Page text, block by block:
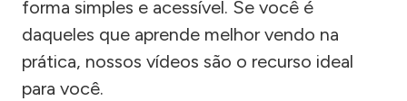
forma simples e acessível. Se você é
daqueles que aprende melhor vendo na
prática, nossos vídeos são o recurso ideal
para você.